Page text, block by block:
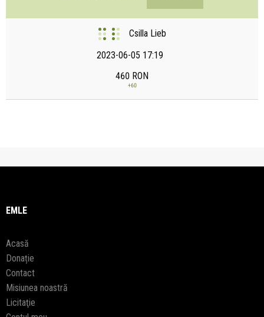
Csilla Lieb
2023-06-05 17:19
460 RON
+60
EMLE
Acasă
Donație
Contact
Misiunea noastră
Licitaţie